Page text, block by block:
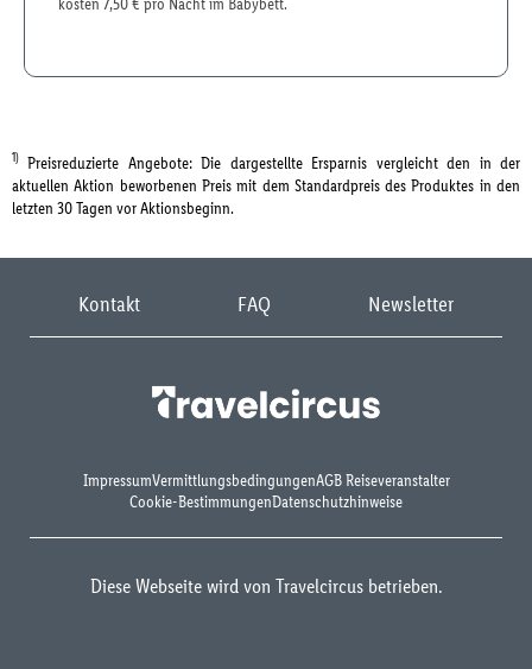
kosten 7,50 € pro Nacht im Babybett.
1) Preisreduzierte Angebote: Die dargestellte Ersparnis vergleicht den in der
aktuellen Aktion beworbenen Preis mit dem Standardpreis des Produktes in den
letzten 30 Tagen vor Aktionsbeginn.
Kontakt FAQ Newsletter
ImpressumVermittlungsbedingungenAGB Reiseveranstalter
Cookie-BestimmungenDatenschutzhinweise
Diese Webseite wird von Travelcircus betrieben.